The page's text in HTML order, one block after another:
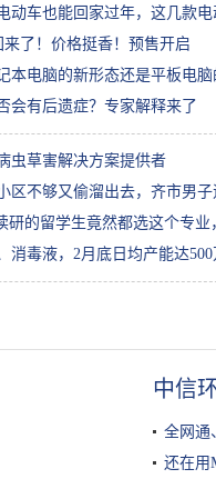
动车也能回家过年，这几款
来了！价格挺香！预售开启
本电脑的新形态还是平板电脑
会有后遗症？专家解释来了
虫草害解决方案提供者
区不够又偷溜出去，齐市男
研的留学生竟然都选这个专业
消毒液，2月底日均产能达
中信
全网通
还在用